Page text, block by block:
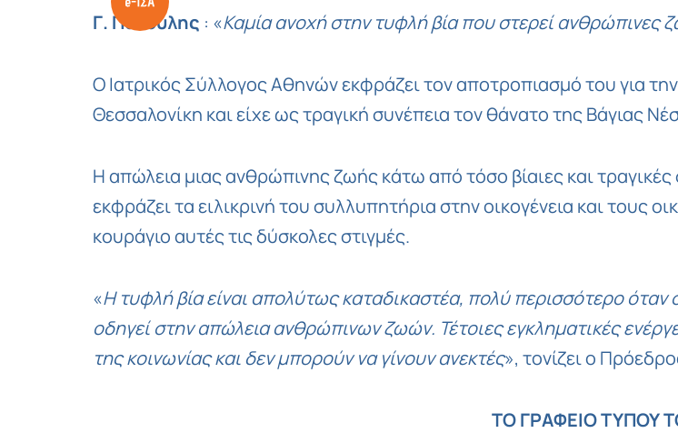
Γ. Πατούλης : «Καμία ανοχή στην τυφλή βία που στερεί ανθρώπινες
Ο Ιατρικός Σύλλογος Αθηνών εκφράζει τον αποτροπιασμό του για
Θεσσαλονίκη και είχε ως τραγική συνέπεια τον θάνατο της Βάγιας
Η απώλεια μιας ανθρώπινης ζωής κάτω από τόσο βίαιες και
εκφράζει τα ειλικρινή του συλλυπητήρια στην οικογένεια και τους
κουράγιο αυτές τις δύσκολες στιγμές.
«Η τυφλή βία είναι απολύτως καταδικαστέα, πολύ περισσότερο
οδηγεί στην απώλεια ανθρώπινων ζωών. Τέτοιες εγκληματικές
της κοινωνίας και δεν μπορούν να γίνουν ανεκτές», τονίζει ο
ΤΟ ΓΡΑΦΕΙΟ ΤΥΠΟΥ